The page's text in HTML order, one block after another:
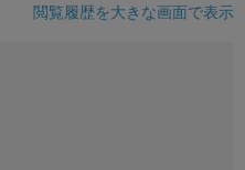
閲覧履歴を大きな画面で表示